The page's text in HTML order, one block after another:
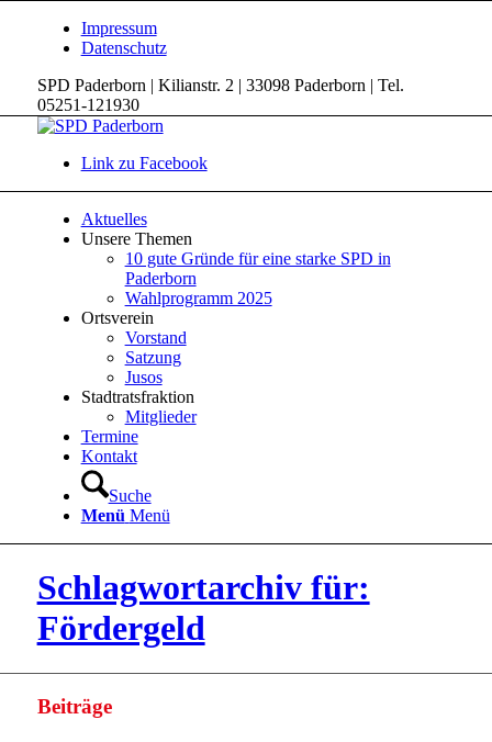
Impressum
Datenschutz
SPD Paderborn | Kilianstr. 2 | 33098 Paderborn | Tel.
05251-121930
Link zu Facebook
Aktuelles
Unsere Themen
10 gute Gründe für eine starke SPD in
Paderborn
Wahlprogramm 2025
Ortsverein
Vorstand
Satzung
Jusos
Stadtratsfraktion
Mitglieder
Termine
Kontakt
Suche
Menü Menü
Schlagwortarchiv für:
Fördergeld
Beiträge